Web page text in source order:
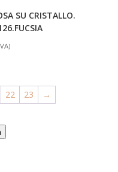
SU CRISTALLO.
22 23 →